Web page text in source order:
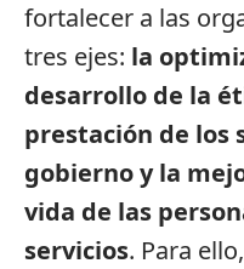
fortalecer a las
tres ejes: la
desarrollo de la
prestación de los
gobierno y la
vida de las
servicios. Para